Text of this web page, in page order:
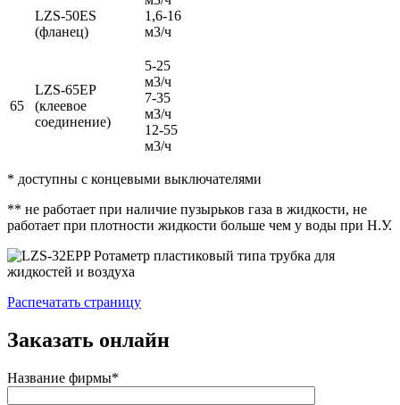
LZS-50ES
(фланец)
1,6-16
м3/ч
65
LZS-65EР
(клеевое
соединение)
5-25
м3/ч
7-35
м3/ч
12-55
м3/ч
* доступны с концевыми выключателями
** не работает при наличие пузырьков газа в жидкости, не
работает при плотности жидкости больше чем у воды при Н.У.
Распечатать страницу
Заказать онлайн
Название фирмы*